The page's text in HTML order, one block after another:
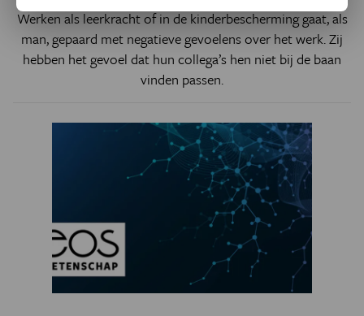
Werken als leerkracht of in de kinderbescherming gaat, als
man, gepaard met negatieve gevoelens over het werk. Zij
hebben het gevoel dat hun collega’s hen niet bij de baan
vinden passen.